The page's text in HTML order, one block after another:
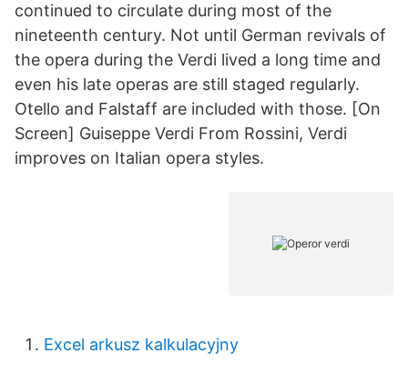
continued to circulate during most of the
nineteenth century. Not until German revivals of
the opera during the Verdi lived a long time and
even his late operas are still staged regularly.
Otello and Falstaff are included with those. [On
Screen] Guiseppe Verdi From Rossini, Verdi
improves on Italian opera styles.
Excel arkusz kalkulacyjny